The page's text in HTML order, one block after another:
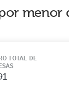
menor
TOTAL DE